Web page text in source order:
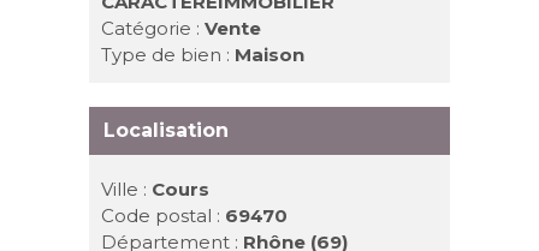
Catégorie :Vente
Type de bien : Maison
Localisation
Ville : Cours
Code postal : 69470
Département : Rhône (69)